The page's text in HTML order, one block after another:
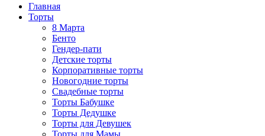
Главная
Торты
8 Марта
Бенто
Гендер-пати
Детские торты
Корпоративные торты
Новогодние торты
Свадебные торты
Торты Бабушке
Торты Дедушке
Торты для Девушек
Торты для Мамы